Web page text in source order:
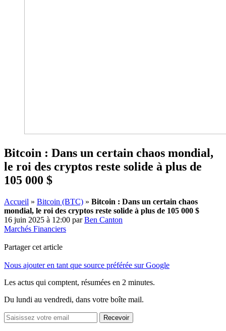
Bitcoin : Dans un certain chaos mondial,
le roi des cryptos reste solide à plus de
105 000 $
Accueil » Bitcoin (BTC) » Bitcoin : Dans un certain chaos
mondial, le roi des cryptos reste solide à plus de 105 000 $
16 juin 2025 à 12:00 parBen Canton
Marchés Financiers
Partager cet article
Nous ajouter en tant que source préférée sur Google
Les actus qui comptent, résumées en 2 minutes.
Du lundi au vendredi, dans votre boîte mail.
Recevoir